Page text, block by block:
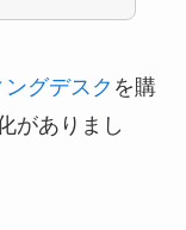
グデスク を購
がありまし